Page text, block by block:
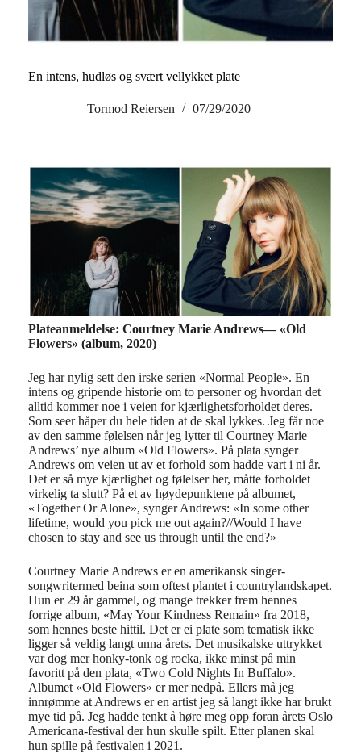
En intens, hudløs og svært vellykket plate
Tormod Reiersen 07/29/2020
Plateanmeldelse: Courtney Marie Andrews— «Old
Flowers» (album, 2020)
Jeg har nylig sett den irske serien «Normal People». En
intens og gripende historie om to personer og hvordan det
alltid kommer noe i veien for kjærlighetsforholdet deres.
Som seer håper du hele tiden at de skal lykkes. Jeg får noe
av den samme følelsen når jeg lytter til Courtney Marie
Andrews’ nye album «Old Flowers». På plata synger
Andrews om veien ut av et forhold som hadde vart i ni år.
Det er så mye kjærlighet og følelser her, måtte forholdet
virkelig ta slutt? På et av høydepunktene på albumet,
«Together Or Alone», synger Andrews: «In some other
lifetime, would you pick me out again?//Would I have
chosen to stay and see us through until the end?»
Courtney Marie Andrews er en amerikansk singer-
songwritermed beina som oftest plantet i countrylandskapet.
Hun er 29 år gammel, og mange trekker frem hennes
forrige album, «May Your Kindness Remain» fra 2018,
som hennes beste hittil. Det er ei plate som tematisk ikke
ligger så veldig langt unna årets. Det musikalske uttrykket
var dog mer honky-tonk og rocka, ikke minst på min
favoritt på den plata, «Two Cold Nights In Buffalo».
Albumet «Old Flowers» er mer nedpå. Ellers må jeg
innrømme at Andrews er en artist jeg så langt ikke har brukt
mye tid på. Jeg hadde tenkt å høre meg opp foran årets Oslo
Americana-festival der hun skulle spilt. Etter planen skal
hun spille på festivalen i 2021.